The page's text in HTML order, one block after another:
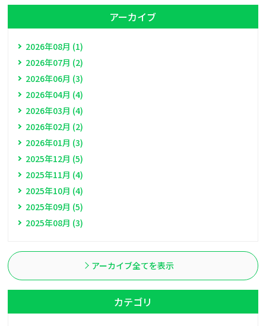
アーカイブ
2026年08月 (1)
2026年07月 (2)
2026年06月 (3)
2026年04月 (4)
2026年03月 (4)
2026年02月 (2)
2026年01月 (3)
2025年12月 (5)
2025年11月 (4)
2025年10月 (4)
2025年09月 (5)
2025年08月 (3)
アーカイブ全てを表示
カテゴリ